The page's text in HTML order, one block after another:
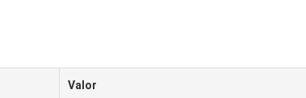
Valor